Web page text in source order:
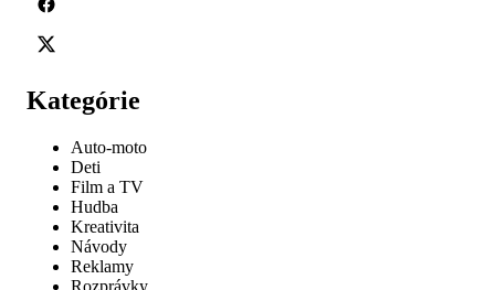
Kategórie
Auto-moto
Deti
Film a TV
Hudba
Kreativita
Návody
Reklamy
Rozprávky